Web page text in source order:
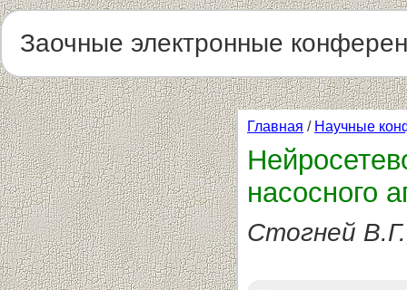
Заочные электронные
Главная / Научные
насосного
Стогней